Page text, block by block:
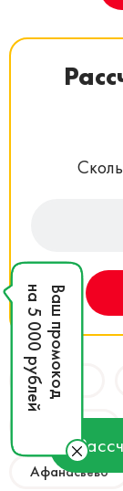
Акулово
Афанасьево
Ваш промокод
на 5 000 рублей